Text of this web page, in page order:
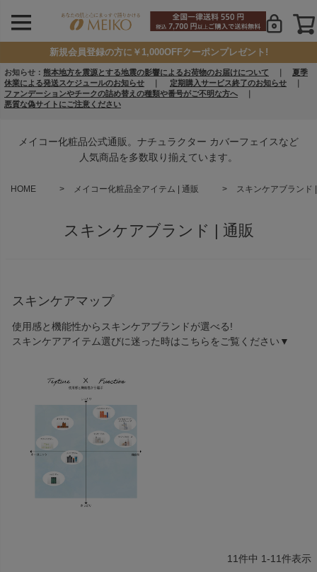
新規会員登録の方に￥1,000OFFクーポンプレゼント!
お知らせ： 熊本地方を震源とする地震の影響によるお荷物のお届けについて
夏季
休業による発送スケジュールのお知らせ
定期購入サービス終了のお知らせ
ファンデーションやチークの詰め替えの種類や番号がご不明な方へ
悪質な偽サイトにご注意ください
メイコー化粧品公式通販。ナチュラクター カバーフェイスなど
人気商品を多数取り揃えています。
HOME メイコー化粧品全アイテム | 通販 スキンケアブランド
スキンケアブランド | 通販
スキンケアマップ
使用感と機能性からスキンケアブランドが選べる!
スキンケアアイテム選びに迷った時はこちらをご覧ください▼
11件中 1-11件表示